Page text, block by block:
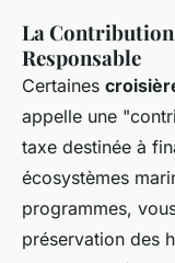
La Contribution
Responsable
Certaines
appelle une
taxe destinée à
écosystèmes
programmes,
préservation des